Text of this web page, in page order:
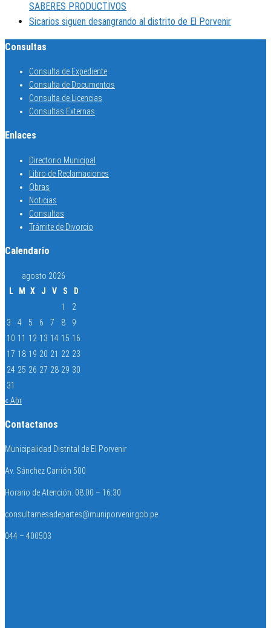
SABERES PRODUCTIVOS
Sicarios siguen desangrando al distrito de El Porvenir
Consultas
Consulta de Expediente
Consulta de Documentos
Consulta de Licencias
Consultas Externas
Enlaces
Directorio Municipal
Libro de Reclamaciones
Obras
Noticias
Consultas
Trámite de Divorcio
Calendario
agosto 2026
L
M X J V S
D
1
2
3
4 5 6 7 8
9
10 11 12 13 14 15 16
17 18 19 20 21 22 23
24 25 26 27 28 29 30
31
« Abr
Contactanos
Municipalidad Distrital de El Porvenir
Av. Sánchez Carrión 500
Horario de Atención: 08:00 – 16:30
consultamesadepartes@muniporvenir.gob.pe
044 – 400503